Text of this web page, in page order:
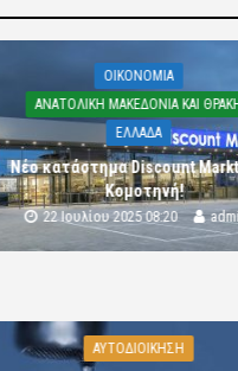
OIKONOMIA
ΑΝΑΤΟΛΙΚΗ ΜΑΚΕΔΟΝΙΑ ΚΑΙ
ΕΛΛΑΔΑ
Νέο κατάστημα Discount
Κομοτηνή!
22 Ιουλίου 2025 08:20
ΑΥΤΟΔΙΟΙΚΗΣΗ